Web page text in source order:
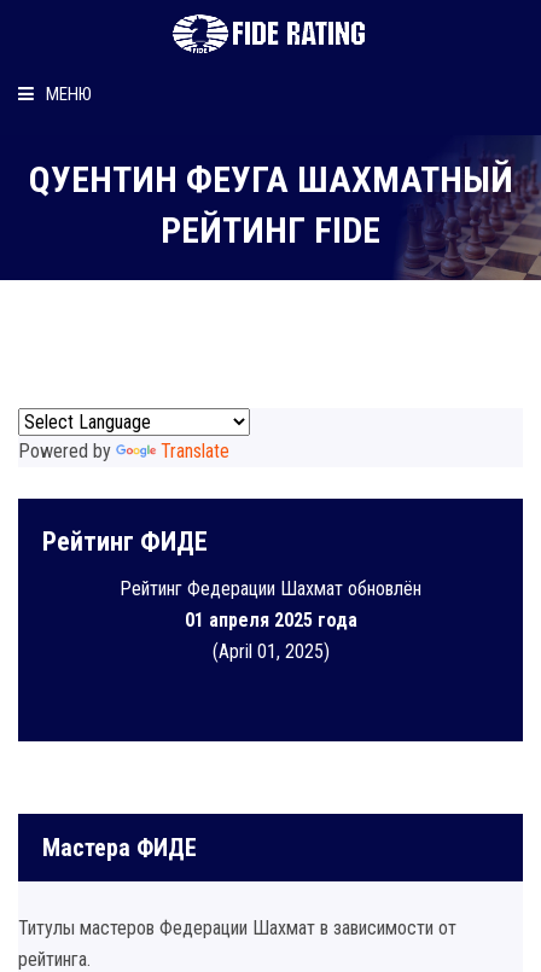
МЕНЮ
Рейтинг шахматиста
Персональный информер
QУЕНТИН ФЕУГА ШАХМАТНЫЙ
РЕЙТИНГ FIDE
Powered by Translate
Рейтинг ФИДЕ
Рейтинг Федерации Шахмат обновлён
01 апреля 2025 года
(April 01, 2025)
Мастера ФИДЕ
Титулы мастеров Федерации Шахмат в зависимости от
рейтинга.